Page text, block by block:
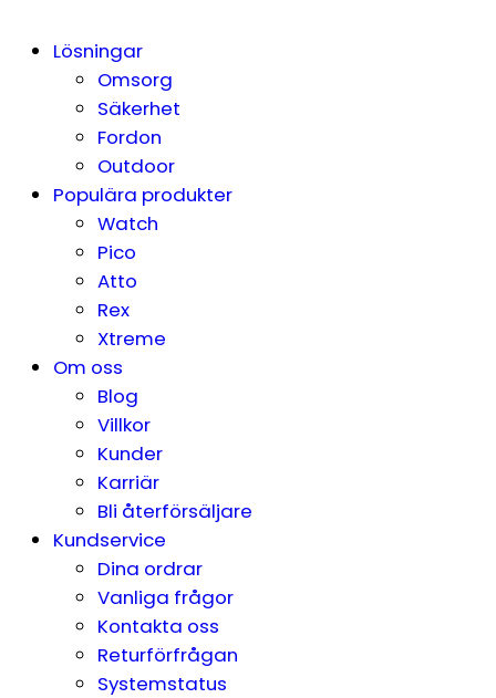
Lösningar
Omsorg
Säkerhet
Fordon
Outdoor
Populära produkter
Watch
Pico
Atto
Rex
Xtreme
Om oss
Blog
Villkor
Kunder
Karriär
Bli återförsäljare
Kundservice
Dina ordrar
Vanliga frågor
Kontakta oss
Returförfrågan
Systemstatus